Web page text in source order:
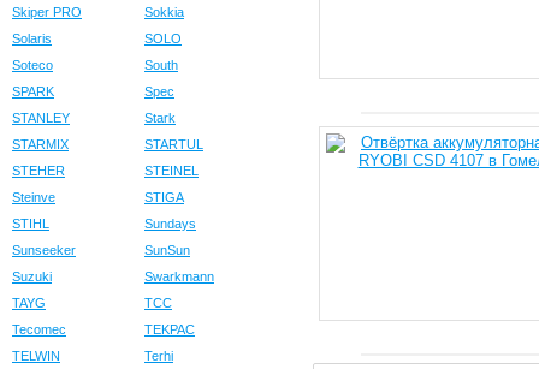
Skiper PRO
Sokkia
Solaris
SOLO
Soteco
South
SPARK
Spec
STANLEY
Stark
STARMIX
STARTUL
STEHER
STEINEL
Steinve
STIGA
STIHL
Sundays
Sunseeker
SunSun
Suzuki
Swarkmann
TAYG
TCC
Tecomec
TEKPAC
TELWIN
Terhi